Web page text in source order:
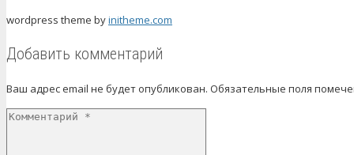
wordpress theme byinitheme.com
Добавить комментарий
Ваш адрес email не будет опубликован. Обязательные поля